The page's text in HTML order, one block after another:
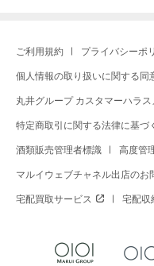
ご利用規約 プライバシーポ
個人情報の取り扱いに関する同
丸井グループ カスタマーハラ
特定商取引に関する法律に基づ
酒類販売管理者標識 高度管
マルイウェブチャネル出店のお
宅配買取サービス 宅配収